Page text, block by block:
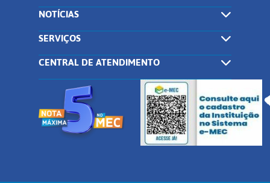
NOTÍCIAS
SERVIÇOS
CENTRAL DE ATENDIMENTO